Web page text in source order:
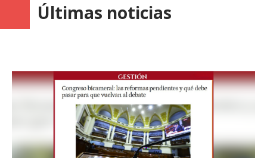
Últimas noticias